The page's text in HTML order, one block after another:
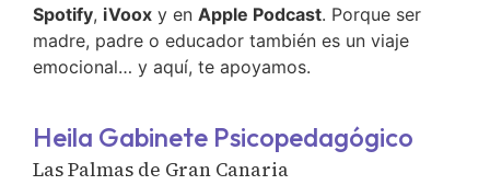
Spotify, iVoox y en Apple Podcast. Porque ser
madre, padre o educador también es un viaje
emocional… y aquí, te apoyamos.
Heila Gabinete Psicopedagógico
Las Palmas de Gran Canaria